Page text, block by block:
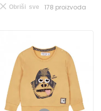
178 proizvoda
Obriši sve